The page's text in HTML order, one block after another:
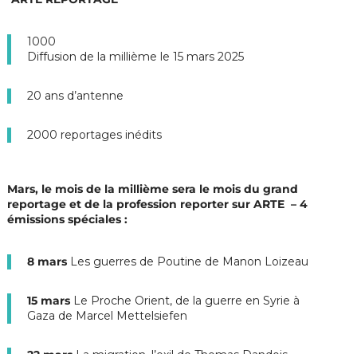
1000
Diffusion de la millième le 15 mars 2025
20 ans d’antenne
2000 reportages inédits
Mars, le mois de la millième sera le mois du grand
reportage et de la profession reporter sur ARTE – 4
émissions spéciales :
8 marsLes guerres de Poutine de Manon Loizeau
15 marsLe Proche Orient, de la guerre en Syrie à
Gaza de Marcel Mettelsiefen